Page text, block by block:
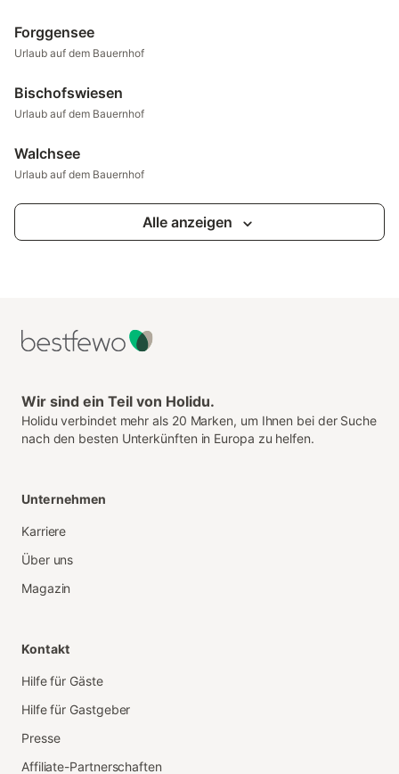
Forggensee
Urlaub auf dem Bauernhof
Bischofswiesen
Urlaub auf dem Bauernhof
Walchsee
Urlaub auf dem Bauernhof
Alle anzeigen
Wir sind ein Teil von Holidu.
Holidu verbindet mehr als 20 Marken, um Ihnen bei der Suche
nach den besten Unterkünften in Europa zu helfen.
Unternehmen
Karriere
Über uns
Magazin
Kontakt
Hilfe für Gäste
Hilfe für Gastgeber
Presse
Affiliate-Partnerschaften